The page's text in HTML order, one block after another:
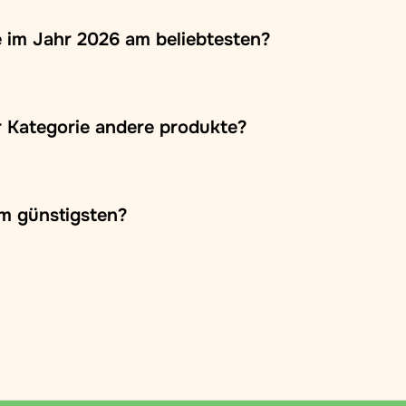
Jahr 2026 am beliebtesten?
andere produkte?
Poshta" in die Filiale oder bis zur Tür des
günstigsten?